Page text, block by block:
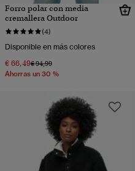
Forro polar con media
cremallera Outdoor
(4)
Disponible en más colores
€ 66,49Precio rebajado de
€ 94,99a
Ahorras un 30 %